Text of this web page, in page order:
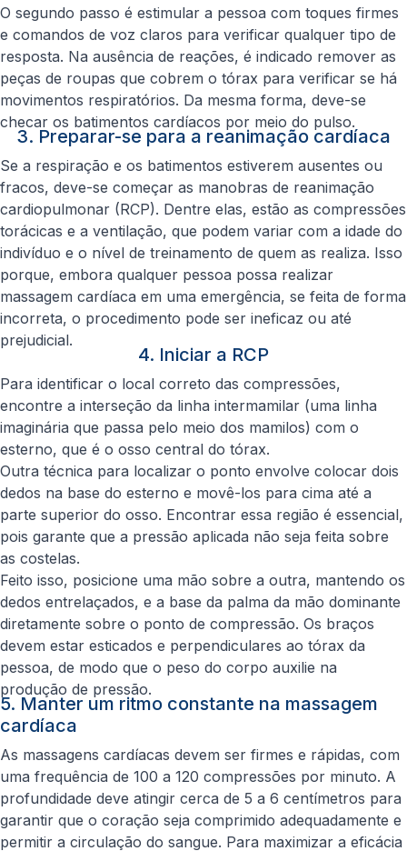
O segundo passo é estimular a pessoa com toques firmes
e comandos de voz claros para verificar qualquer tipo de
resposta. Na ausência de reações, é indicado remover as
peças de roupas que cobrem o tórax para verificar se há
movimentos respiratórios. Da mesma forma, deve-se
checar os batimentos cardíacos por meio do pulso.
3. Preparar-se para a reanimação cardíaca
Se a respiração e os batimentos estiverem ausentes ou
fracos, deve-se começar as manobras de reanimação
cardiopulmonar (RCP). Dentre elas, estão as compressões
torácicas e a ventilação, que podem variar com a idade do
indivíduo e o nível de treinamento de quem as realiza. Isso
porque, embora qualquer pessoa possa realizar
massagem cardíaca em uma emergência, se feita de forma
incorreta, o procedimento pode ser ineficaz ou até
prejudicial.
4. Iniciar a RCP
Para identificar o local correto das compressões,
encontre a interseção da linha intermamilar (uma linha
imaginária que passa pelo meio dos mamilos) com o
esterno, que é o osso central do tórax.
Outra técnica para localizar o ponto envolve colocar dois
dedos na base do esterno e movê-los para cima até a
parte superior do osso. Encontrar essa região é essencial,
pois garante que a pressão aplicada não seja feita sobre
as costelas.
Feito isso, posicione uma mão sobre a outra, mantendo os
dedos entrelaçados, e a base da palma da mão dominante
diretamente sobre o ponto de compressão. Os braços
devem estar esticados e perpendiculares ao tórax da
pessoa, de modo que o peso do corpo auxilie na
produção de pressão.
5. Manter um ritmo constante na massagem
cardíaca
As massagens cardíacas devem ser firmes e rápidas, com
uma frequência de 100 a 120 compressões por minuto. A
profundidade deve atingir cerca de 5 a 6 centímetros para
garantir que o coração seja comprimido adequadamente e
permitir a circulação do sangue. Para maximizar a eficácia